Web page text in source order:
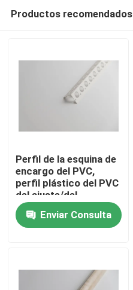
En casa
Productos
Productos recomendados
Perfil de la esquina de
encargo del PVC,
perfil plástico del PVC
del ajuste/del
borde/de la
decoración de la
esquina
Enviar Consulta